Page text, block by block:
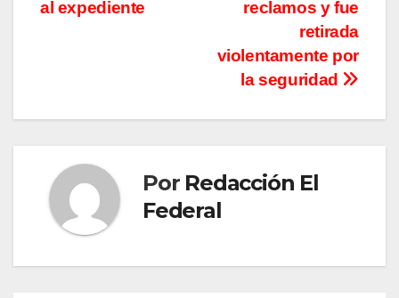
reclamos y fue
retirada
violentamente por
la seguridad
al expediente
Por Redacción El
Federal